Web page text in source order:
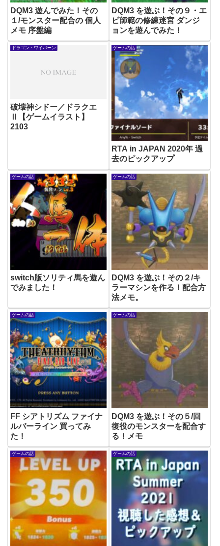
DQM3 遊んでみた！その
１/モンスター配合の 個人
メモ 序盤編
DQM3 を遊ぶ！その９・エ
ビ師範の修練迷宮 ダンジ
ョンを遊んでみた！
ドラゴン・ワイバーン
破壊神シドー／ドラクエ
Ⅱ【ゲームイラスト】
2103
ゲームの話
RTA in JAPAN 2020年 過
去のピックアップ
ゲームの話
switch版ソリティ馬を遊ん
でみました！
ゲームの話
DQM3 を遊ぶ！その２/キ
ラーマシンを作る！配合方
法メモ。
ゲームの話
FF シアトリズム ファイナ
ルバーライン 買ってみ
た！
ゲームの話
DQM3 を遊ぶ！その５/回
復役のモンスターを配合す
る！メモ
ゲームの話 ゲームの話